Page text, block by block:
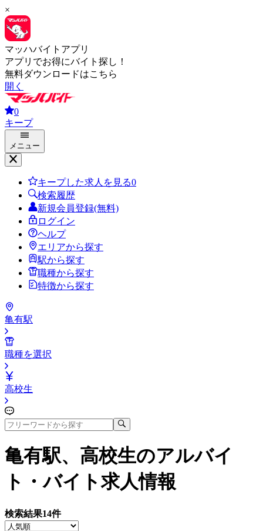
×
マッハバイトアプリ
アプリでお得にバイト探し！
無料ダウンロードはこちら
開く
0
キープ
メニュー
キープした求人を見る0
検索履歴
新規会員登録(無料)
ログイン
ヘルプ
エリアから探す
駅から探す
職種から探す
特徴から探す
亀有駅
職種を選択
高校生
亀有駅、高校生のアルバイ
ト・バイト求人情報
検索結果14件